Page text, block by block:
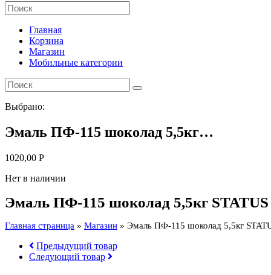
Search
this
websiteГлавная
Корзина
Магазин
Мобильные категории
Выбрано:
Эмаль ПФ-115 шоколад 5,5кг…
1020,00 Р
Нет в наличии
Эмаль ПФ-115 шоколад 5,5кг STATUS
Главная страница » Магазин » Эмаль ПФ-115 шоколад 5,5кг
Предыдущий товар
Следующий товар